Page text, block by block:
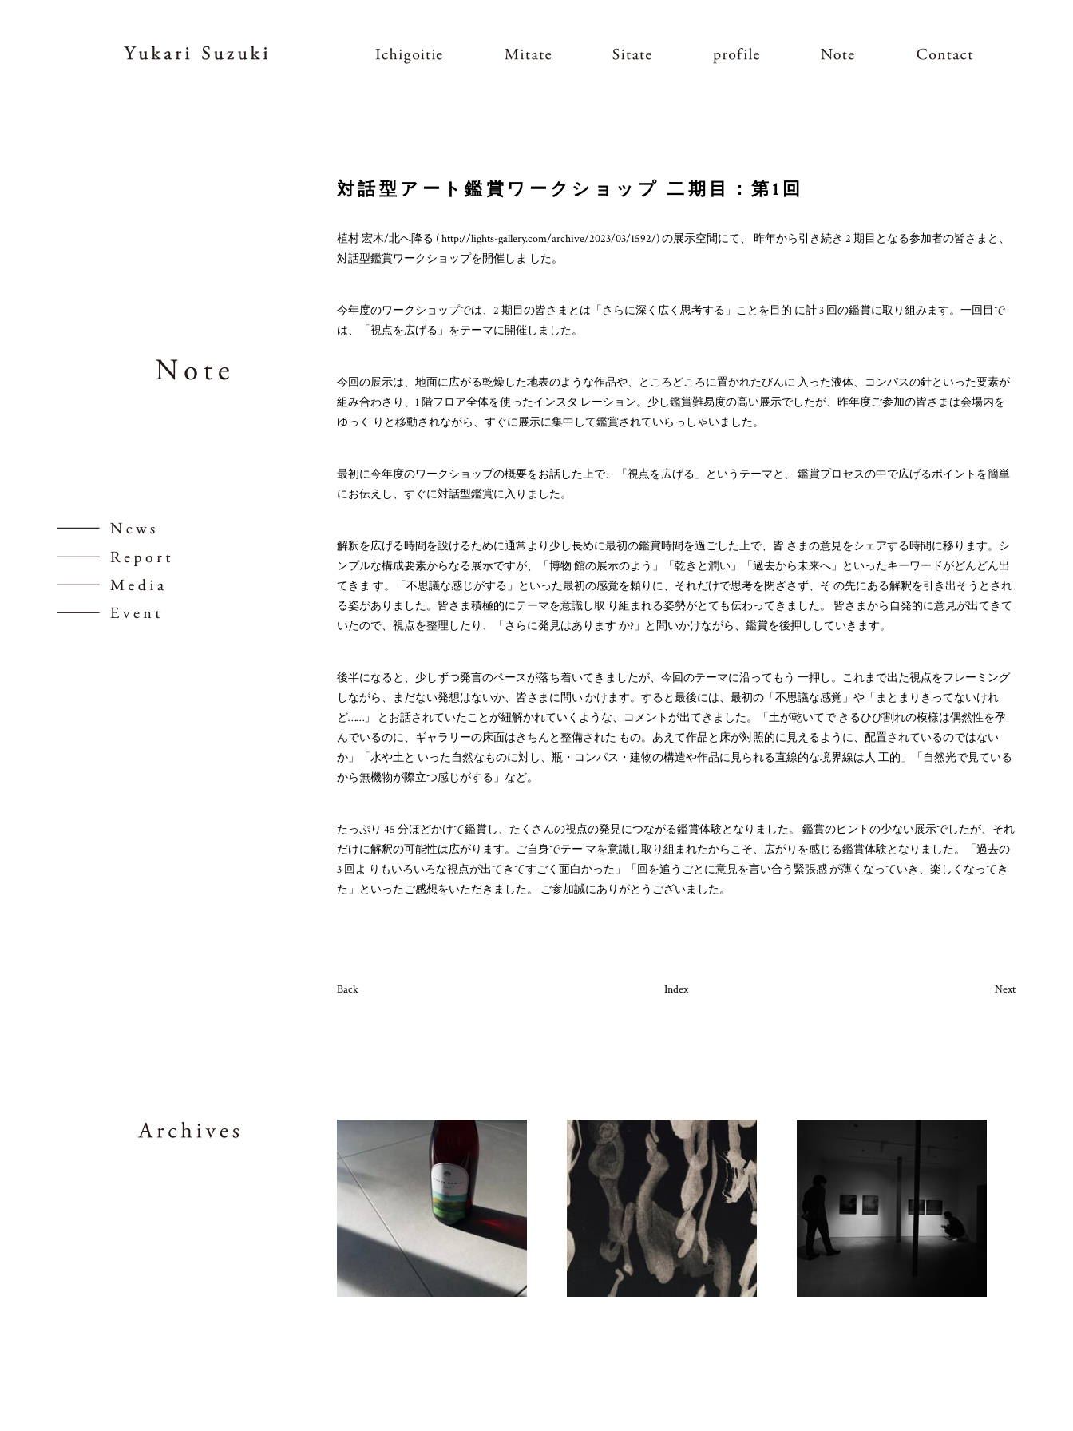
対話型アート鑑賞ワークショップ 二期目：第1回
植村 宏木/北へ降る ( http://lights-gallery.com/archive/2023/03/1592/) の展示空間にて、 昨年から引き続き 2 期目となる参加者の皆さまと、
対話型鑑賞ワークショップを開催しま した。
今年度のワークショップでは、2 期目の皆さまとは「さらに深く広く思考する」ことを目的 に計 3 回の鑑賞に取り組みます。一回目で
は、「視点を広げる」をテーマに開催しました。
今回の展示は、地面に広がる乾燥した地表のような作品や、ところどころに置かれたびんに 入った液体、コンパスの針といった要素が
組み合わさり、1 階フロア全体を使ったインスタ レーション。少し鑑賞難易度の高い展示でしたが、昨年度ご参加の皆さまは会場内を
ゆっく りと移動されながら、すぐに展示に集中して鑑賞されていらっしゃいました。
最初に今年度のワークショップの概要をお話した上で、「視点を広げる」というテーマと、 鑑賞プロセスの中で広げるポイントを簡単
にお伝えし、すぐに対話型鑑賞に入りました。
解釈を広げる時間を設けるために通常より少し⻑めに最初の鑑賞時間を過ごした上で、皆 さまの意見をシェアする時間に移ります。シ
ンプルな構成要素からなる展示ですが、「博物 館の展示のよう」「乾きと潤い」「過去から未来へ」といったキーワードがどんどん出
てきま す。「不思議な感じがする」といった最初の感覚を頼りに、それだけで思考を閉ざさず、そ の先にある解釈を引き出そうとされ
る姿がありました。皆さま積極的にテーマを意識し取 り組まれる姿勢がとても伝わってきました。 皆さまから自発的に意見が出てきて
いたので、視点を整理したり、「さらに発見はあります か?」と問いかけながら、鑑賞を後押ししていきます。
後半になると、少しずつ発言のペースが落ち着いてきましたが、今回のテーマに沿ってもう 一押し。これまで出た視点をフレーミング
しながら、まだない発想はないか、皆さまに問い かけます。すると最後には、最初の「不思議な感覚」や「まとまりきってないけれ
ど……」 とお話されていたことが紐解かれていくような、コメントが出てきました。「土が乾いてで きるひび割れの模様は偶然性を孕
んでいるのに、ギャラリーの床面はきちんと整備された もの。あえて作品と床が対照的に見えるように、配置されているのではない
か」「水や土と いった自然なものに対し、瓶・コンパス・建物の構造や作品に見られる直線的な境界線は人 工的」「自然光で見ている
から無機物が際立つ感じがする」など。
たっぷり 45 分ほどかけて鑑賞し、たくさんの視点の発見につながる鑑賞体験となりました。 鑑賞のヒントの少ない展示でしたが、それ
だけに解釈の可能性は広がります。ご自身でテー マを意識し取り組まれたからこそ、広がりを感じる鑑賞体験となりました。「過去の
3 回よ りもいろいろな視点が出てきてすごく面白かった」「回を追うごとに意見を言い合う緊張感 が薄くなっていき、楽しくなってき
た」といったご感想をいただきました。 ご参加誠にありがとうございました。
Back Index Next